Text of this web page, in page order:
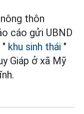
thôn
cáo gửi UBND
khu sinh thái "
Giáp ở xã Mỹ